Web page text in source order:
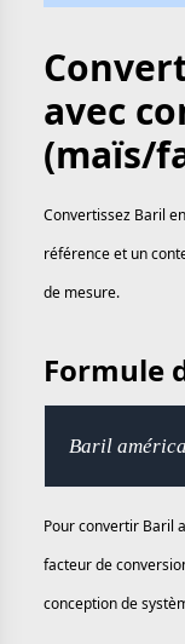
avec
(maïs/
Convertissez Baril
référence et un
de mesure.
Formule
Baril
Pour convertir Baril
facteur de
conception de